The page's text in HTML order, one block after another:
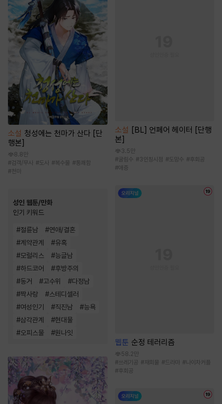
소설 청성에는 천마가 산다 [단
행본]
8.8만
#검객/무사 #도사 #복수물 #통쾌함
#천마
성인 웹툰/만화
인기 키워드
#절륜남 #연애/결혼
#계약관계 #유혹
#모럴리스 #능글남
#하드코어 #후방주의
#동거 #고수위 #다정남
#짝사랑 #스테디셀러
#여성인기 #직진남 #능욕
#삼각관계 #현대물
#오피스물 #원나잇
소설 [BL] 언페어 헤이터 [단행
본]
3.5만
#굴림수 #3인칭시점 #도망수 #후회공
#애증
웹툰 순정 테러리즘
58.2만
#쓰레기공 #재회물 #드라마 #나이차커플
#후회공